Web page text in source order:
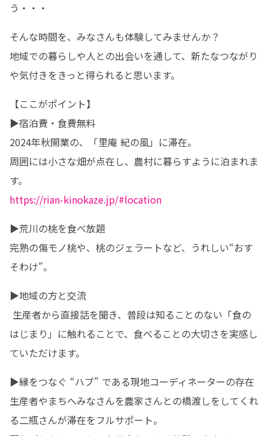
う・・・
そんな時間を、みなさんも体験してみませんか？
地域での暮らしや人との出会いを通して、新たなつながり
や気付きをきっと得られると思います。
【ここがポイント】
▶︎宿泊費・食費無料
2024年秋開業の、「里庵 紀の風」に滞在。
周囲には小さな畑が点在し、農村に暮らすように泊まれま
https://rian-kinokaze.jp/#location
▶︎荒川の桃を食べ放題
完熟の傷モノ桃や、桃のジェラートなど、うれしい“おす
そわけ”。
▶︎地域の方と交流
はじまり」に触れることで、食べることの大切さを実感し
ていただけます。
▶︎縁をつなぐ “ハブ” である現地コーディネーターの存在
生産者やまちへみなさんを農家さんとの橋渡しをしてくれ
る二瓶さんが滞在をフルサポート。